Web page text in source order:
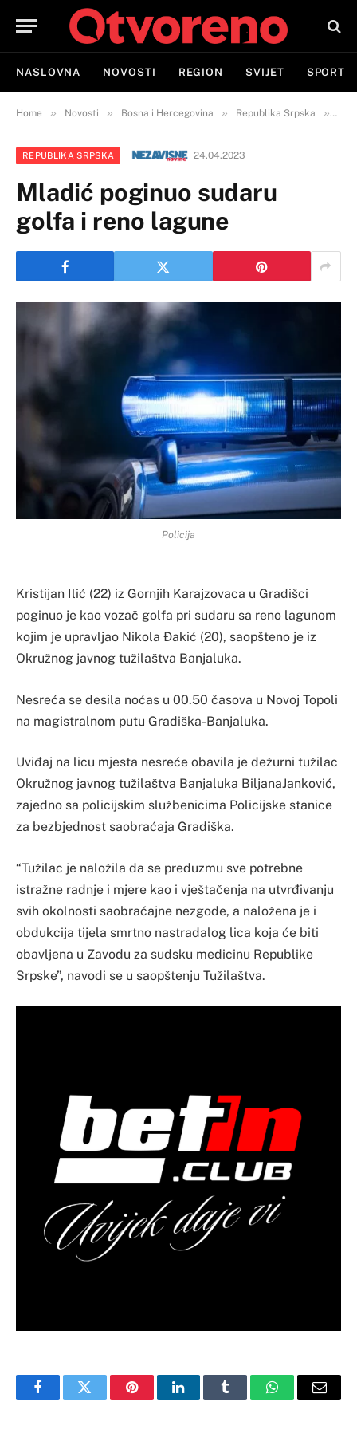
NASLOVNA NOVOSTI REGION SVIJET SPORT
Home » Novosti » Bosna i Hercegovina » Republika Srpska »
REPUBLIKA SRPSKA 24.04.2023
Mladić poginuo sudaru
golfa i reno lagune
Policija
Kristijan Ilić (22) iz Gornjih Karajzovaca u Gradišci
poginuo je kao vozač golfa pri sudaru sa reno lagunom
kojim je upravljao Nikola Đakić (20), saopšteno je iz
Okružnog javnog tužilaštva Banjaluka.
Nesreća se desila noćas u 00.50 časova u Novoj Topoli
na magistralnom putu Gradiška-Banjaluka.
Uviđaj na licu mjesta nesreće obavila je dežurni tužilac
Okružnog javnog tužilaštva Banjaluka BiljanaJanković,
zajedno sa policijskim službenicima Policijske stanice
za bezbjednost saobraćaja Gradiška.
“Tužilac je naložila da se preduzmu sve potrebne
istražne radnje i mjere kao i vještačenja na utvrđivanju
svih okolnosti saobraćajne nezgode, a naložena je i
obdukcija tijela smrtno nastradalog lica koja će biti
obavljena u Zavodu za sudsku medicinu Republike
Srpske”, navodi se u saopštenju Tužilaštva.
FacebookTwitter PinterestLinkedInTumblr WhatsAppEmail